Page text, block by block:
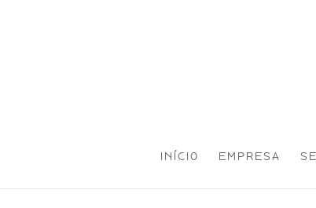
INÍCIO EMPRESA